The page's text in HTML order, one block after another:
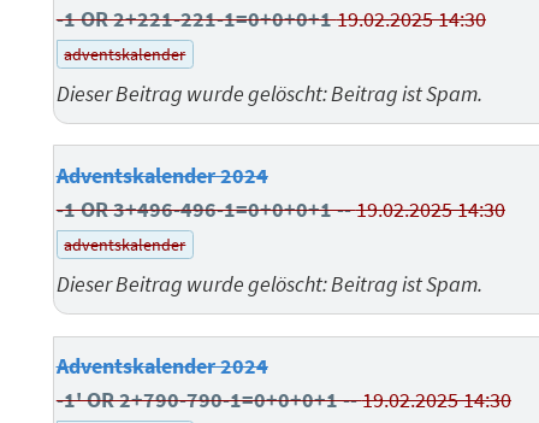
-1 OR 2+221-221-1=0+0+0+119.02.2025 14:30
adventskalender
Dieser Beitrag wurde gelöscht: Beitrag ist Spam.
Adventskalender 2024
-1 OR 3+496-496-1=0+0+0+1 --19.02.2025 14:30
adventskalender
Dieser Beitrag wurde gelöscht: Beitrag ist Spam.
Adventskalender 2024
-1' OR 2+790-790-1=0+0+0+1 --19.02.2025 14:30